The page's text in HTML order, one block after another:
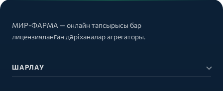
МИР-ФАРМА — онлайн тапсырысы бар
лицензияланған дәріханалар агрегаторы.
ШАРЛАУ